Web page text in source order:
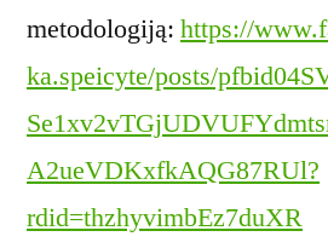
metodologiją: https://
ka.speicyte/posts/
A2ueVDKxfkAQG87RUl?
rdid=thzhyvimbEz7duXR